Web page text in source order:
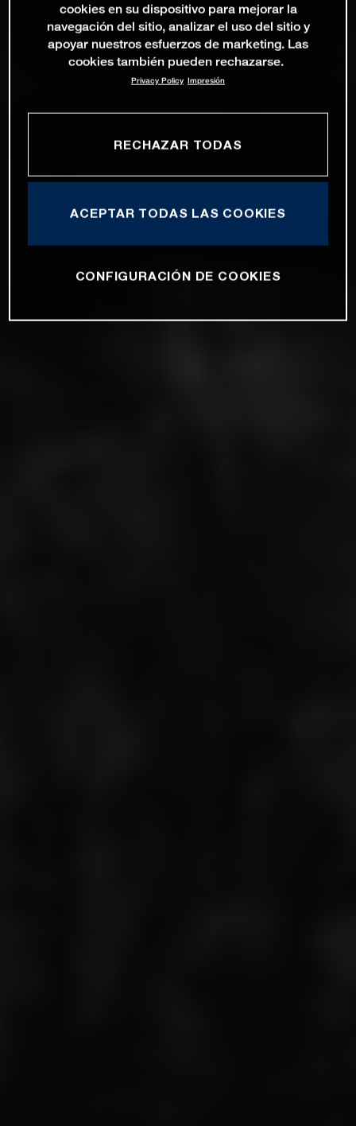
cookies en su dispositivo para mejorar la
navegación del sitio, analizar el uso del sitio y
apoyar nuestros esfuerzos de marketing. Las
cookies también pueden rechazarse.
Privacy Policy Impresión
RECHAZAR TODAS
ACEPTAR TODAS LAS COOKIES
CONFIGURACIÓN DE COOKIES